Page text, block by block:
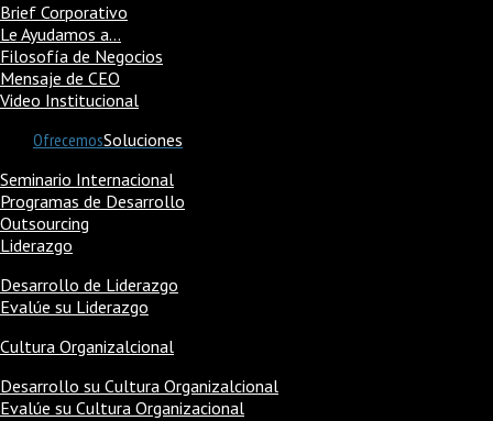
Brief Corporativo
Le Ayudamos a…
Filosofía de Negocios
Mensaje de CEO
Video Institucional
OfrecemosSoluciones
Seminario Internacional
Programas de Desarrollo
Outsourcing
Liderazgo
Desarrollo de Liderazgo
Evalúe su Liderazgo
Cultura Organizalcional
Desarrollo su Cultura Organizalcional
Evalúe su Cultura Organizacional